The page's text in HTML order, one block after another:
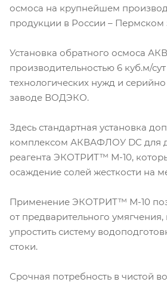
осмоса на крупнейшем
продукции в России – Пермском
Установка обратного осмоса
производительностью 6 куб.м/
технологических нужд и
заводе ВОДЭКО.
Здесь стандартная установка
комплексом АКВАФЛОУ DC для
реагента ЭКОТРИТ™ М-10,
осаждение солей жесткости на
Применение ЭКОТРИТ™ М-10
от предварительного умягчения,
упростить систему
стоки.
Срочная потребность в чистой